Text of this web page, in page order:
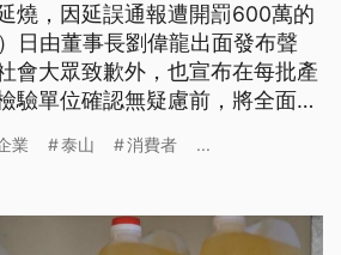
燒，因延誤通報遭開罰600萬的
日由董事長劉偉龍出面發布聲
會大眾致歉外，也宣布在每批產
驗單位確認無疑慮前，將全面停
安檢驗量能。
業 泰山 消費者 ...